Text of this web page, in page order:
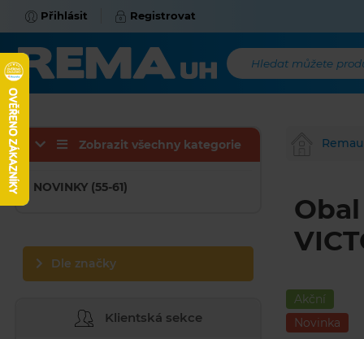
Přihlásit Registrovat
Hledat můžete
Akční
Novinka
Zobrazit všechny kategorie
NOVINKY (55-61)
Dle značky
Klientská sekce